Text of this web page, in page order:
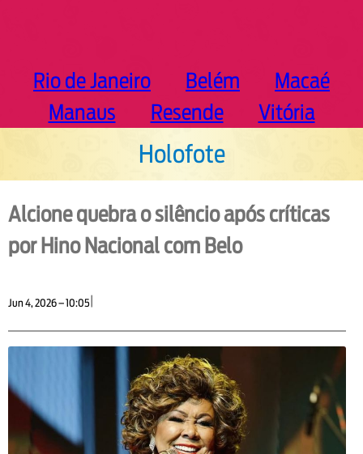
Rio de Janeiro Belém
Macaé
Manaus
Resende Vitória
Holofote
Alcione quebra o silêncio após críticas
por Hino Nacional com Belo
Jun 4, 2026 – 10:05